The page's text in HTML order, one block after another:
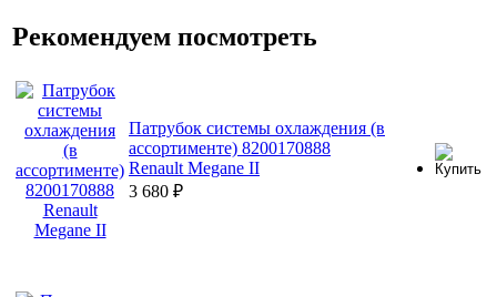
Рекомендуем посмотреть
Патрубок системы охлаждения (в
ассортименте) 8200170888
Renault Megane II
3 680 ₽